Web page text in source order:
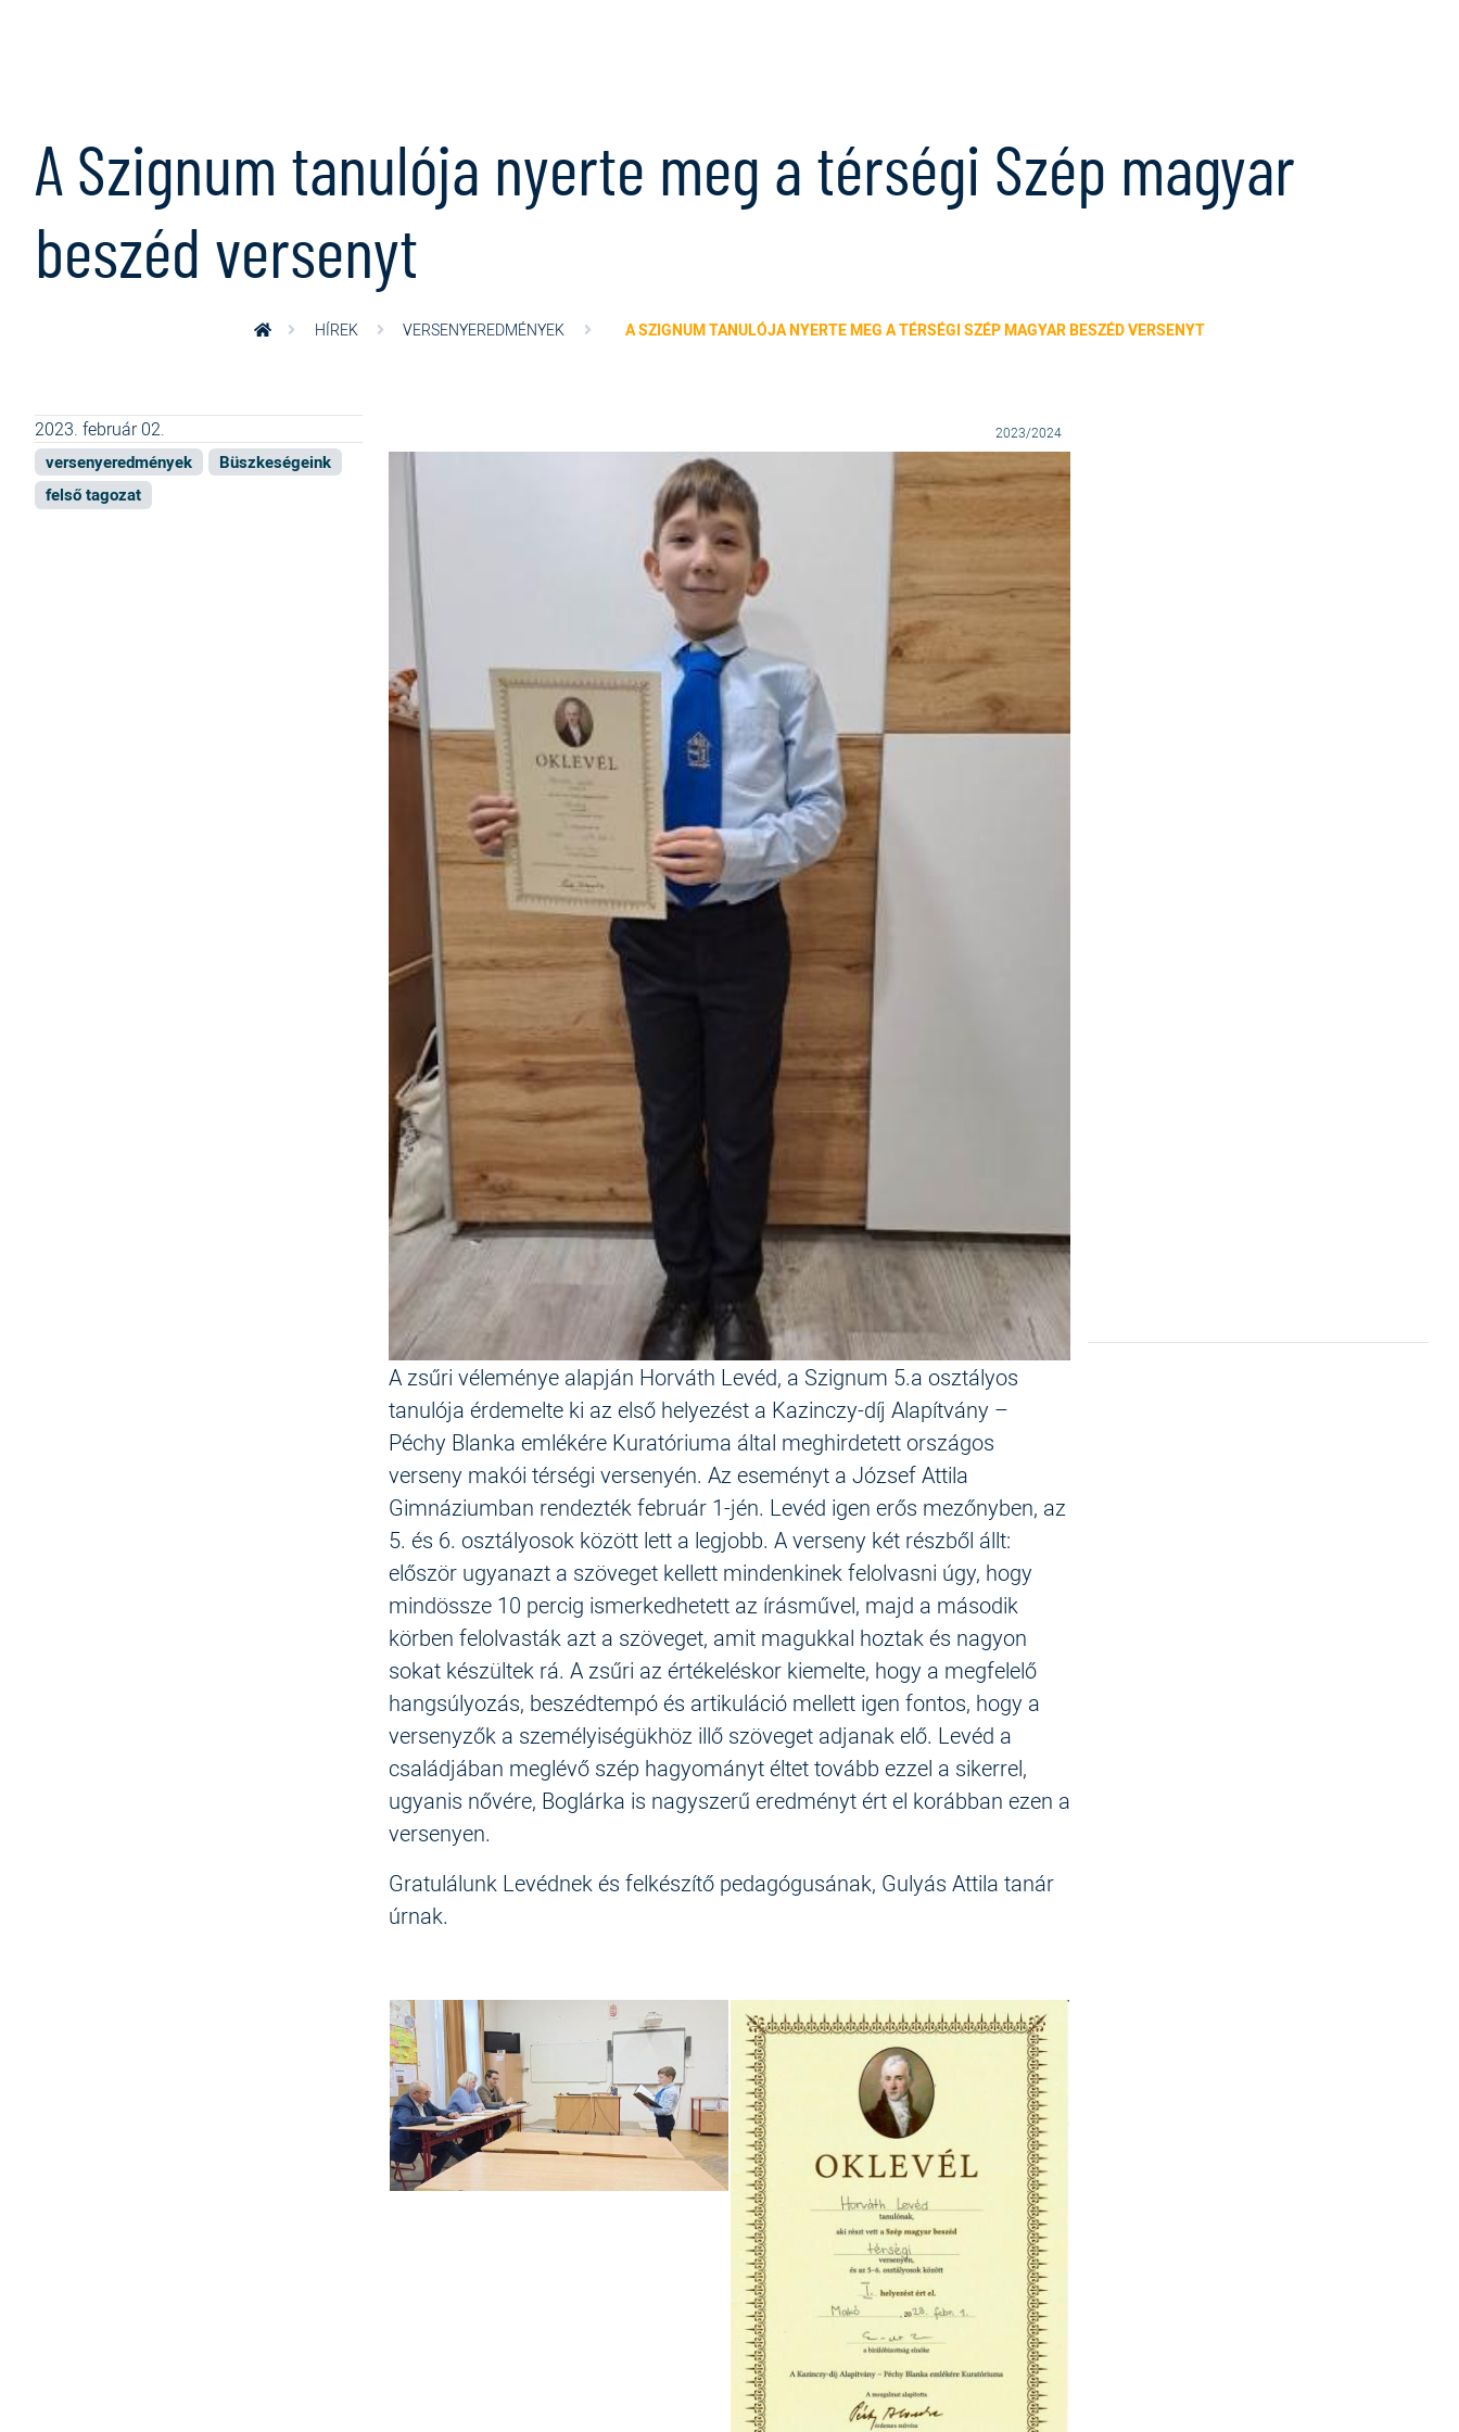
A Szignum tanulója nyerte meg a térségi Szép magyar
beszéd versenyt
HÍREK VERSENYEREDMÉNYEK A SZIGNUM TANULÓJA NYERTE MEG A TÉRSÉGI SZÉP MAGYAR BESZÉD VERSENYT
2023/2024
A zsűri véleménye alapján Horváth Levéd, a Szignum 5.a osztályos
tanulója érdemelte ki az első helyezést a Kazinczy-díj Alapítvány –
Péchy Blanka emlékére Kuratóriuma által meghirdetett országos
verseny makói térségi versenyén. Az eseményt a József Attila
Gimnáziumban rendezték február 1-jén. Levéd igen erős mezőnyben, az
5. és 6. osztályosok között lett a legjobb. A verseny két részből állt:
először ugyanazt a szöveget kellett mindenkinek felolvasni úgy, hogy
mindössze 10 percig ismerkedhetett az írásművel, majd a második
körben felolvasták azt a szöveget, amit magukkal hoztak és nagyon
sokat készültek rá. A zsűri az értékeléskor kiemelte, hogy a megfelelő
hangsúlyozás, beszédtempó és artikuláció mellett igen fontos, hogy a
versenyzők a személyiségükhöz illő szöveget adjanak elő. Levéd a
családjában meglévő szép hagyományt éltet tovább ezzel a sikerrel,
ugyanis nővére, Boglárka is nagyszerű eredményt ért el korábban ezen a
versenyen.
Gratulálunk Levédnek és felkészítő pedagógusának, Gulyás Attila tanár
úrnak.
2023. február 02.
versenyeredmények
Büszkeségeink
felső tagozat